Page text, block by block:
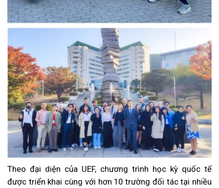
Theo đại diện của UEF, chương trình học kỳ quốc tế
được triển khai cùng với hơn 10 trường đối tác tại nhiều